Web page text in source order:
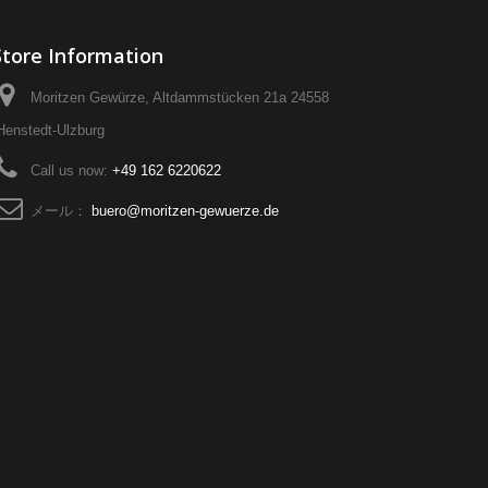
Information
Moritzen Gewürze, Altdammstücken 21a 24558
Ulzburg
Call us now: +49 162 6220622
メール： buero@moritzen-gewuerze.de